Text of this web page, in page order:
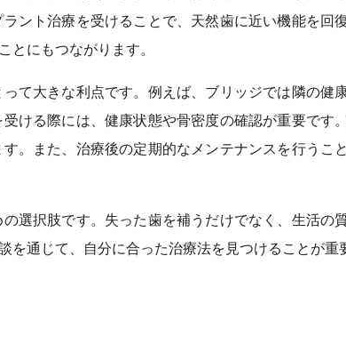
ント治療を受けることで、天然歯に近い機能を回
とにもつながります。
て大きな利点です。例えば、ブリッジでは隣の健
ける際には、健康状態や骨密度の確認が重要です
。また、治療後の定期的なメンテナンスを行うこ
選択肢です。失った歯を補うだけでなく、生活の
通じて、自分に合った治療法を見つけることが重